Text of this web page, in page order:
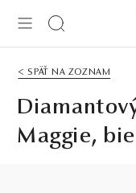
< SPÄŤ NA ZOZNAM
Maggie,